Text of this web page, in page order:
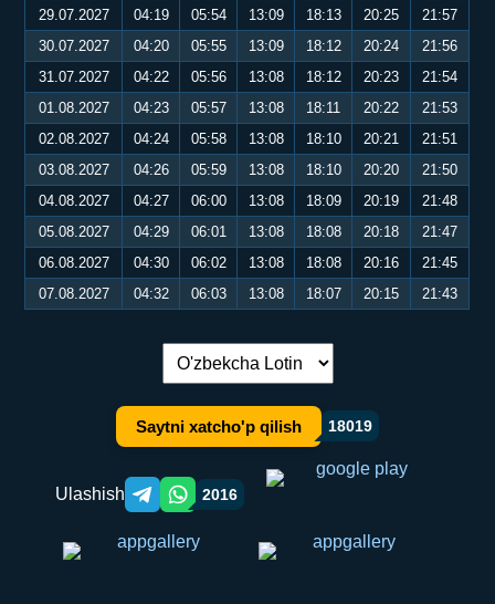
29.07.2027
04:19 05:54 13:09 18:13 20:25
21:57
30.07.2027
04:20 05:55 13:09 18:12 20:24
21:56
31.07.2027
04:22 05:56 13:08 18:12 20:23
21:54
01.08.2027
04:23 05:57 13:08 18:11 20:22
21:53
02.08.2027
04:24 05:58 13:08 18:10 20:21
21:51
03.08.2027
04:26 05:59 13:08 18:10 20:20
21:50
04.08.2027
04:27 06:00 13:08 18:09 20:19
21:48
05.08.2027
04:29 06:01 13:08 18:08 20:18
21:47
06.08.2027
04:30 06:02 13:08 18:08 20:16
21:45
07.08.2027
04:32 06:03 13:08 18:07 20:15 21:43
Tilni almashtirish:
Saytni xatcho'p qilish 18019
Ulashish Telegram orqali ulashish
WhatsApp orqali ulashish
2016